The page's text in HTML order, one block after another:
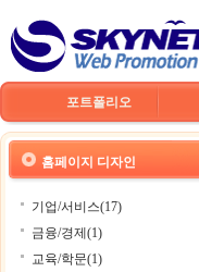
포트폴리오
홈페이지 디자인
기업/서비스(17)
금융/경제(1)
교육/학문(1)